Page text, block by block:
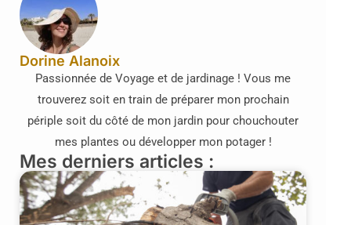
Dorine Alanoix
Passionnée de Voyage et de jardinage ! Vous me
trouverez soit en train de préparer mon prochain
périple soit du côté de mon jardin pour chouchouter
mes plantes ou développer mon potager !
Mes derniers articles :